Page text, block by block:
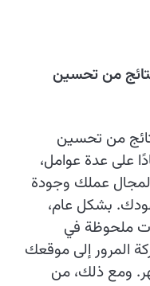
من تحسين
من تحسين
على عدة عوامل،
لمجال عملك وجودة
بشكل عام،
ملحوظة في
المرور إلى موقعك
في غضون 3-6 أشهر. ومع ذلك، من